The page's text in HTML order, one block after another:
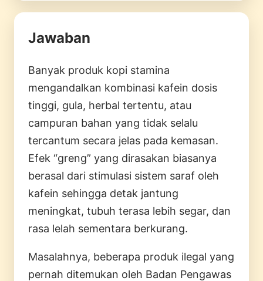
Jawaban
Banyak produk kopi stamina
mengandalkan kombinasi kafein dosis
tinggi, gula, herbal tertentu, atau
campuran bahan yang tidak selalu
tercantum secara jelas pada kemasan.
Efek “greng” yang dirasakan biasanya
berasal dari stimulasi sistem saraf oleh
kafein sehingga detak jantung
meningkat, tubuh terasa lebih segar, dan
rasa lelah sementara berkurang.
Masalahnya, beberapa produk ilegal yang
pernah ditemukan oleh Badan Pengawas